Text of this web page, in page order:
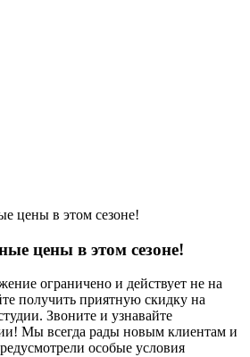
цены в этом сезоне!
ограничено и действует не на
получить приятную скидку на
Звоните и узнавайте
Мы всегда рады новым клиентам и
особые условия